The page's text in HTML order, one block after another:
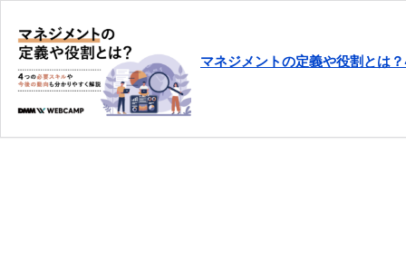
マネジメントの定義や役割とは